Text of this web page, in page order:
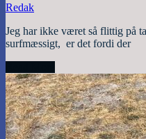
Redak
Jeg har ikke været så flittig på
surfmæssigt, er det fordi der